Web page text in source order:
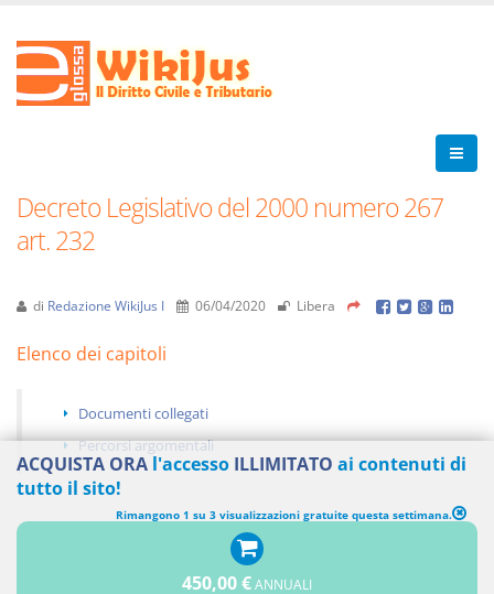
Decreto Legislativo del 2000 numero 267
art. 232
di Redazione WikiJus I 06/04/2020 Libera
Elenco dei capitoli
Documenti collegati
Percorsi argomentali
CONTABILITÀ ECONOMICO-PATRIMONIALE
ACQUISTA ORA l'accesso ILLIMITATO ai contenuti di
tutto il sito!
Rimangono 1 su 3 visualizzazioni gratuite questa settimana.
450,00 €ANNUALI